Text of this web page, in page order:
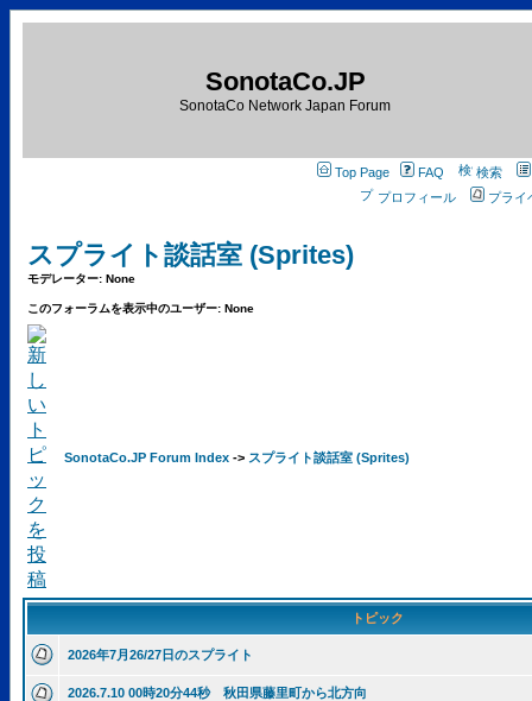
SonotaCo.JP
SonotaCo Network Japan Forum
Top Page FAQ
検索
プロフィール
プライ
スプライト談話室 (Sprites)
モデレーター: None
このフォーラムを表示中のユーザー: None
SonotaCo.JP Forum Index -> スプライト談話室 (Sprites)
トピック
2026年7月26/27日のスプライト
2026.7.10 00時20分44秒 秋田県藤里町から北方向